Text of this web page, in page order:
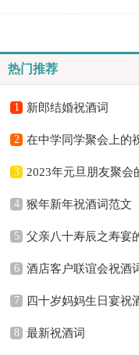
热门推荐
1 新郎结婚祝酒词
2 在中学同学聚会上的
3 2023年元旦朋友聚会
4 猴年新年祝酒词范文
5 父亲八十寿辰之寿宴
6 酒店客户联谊会祝酒
7 四十岁妈妈生日宴祝
8 最新祝酒词